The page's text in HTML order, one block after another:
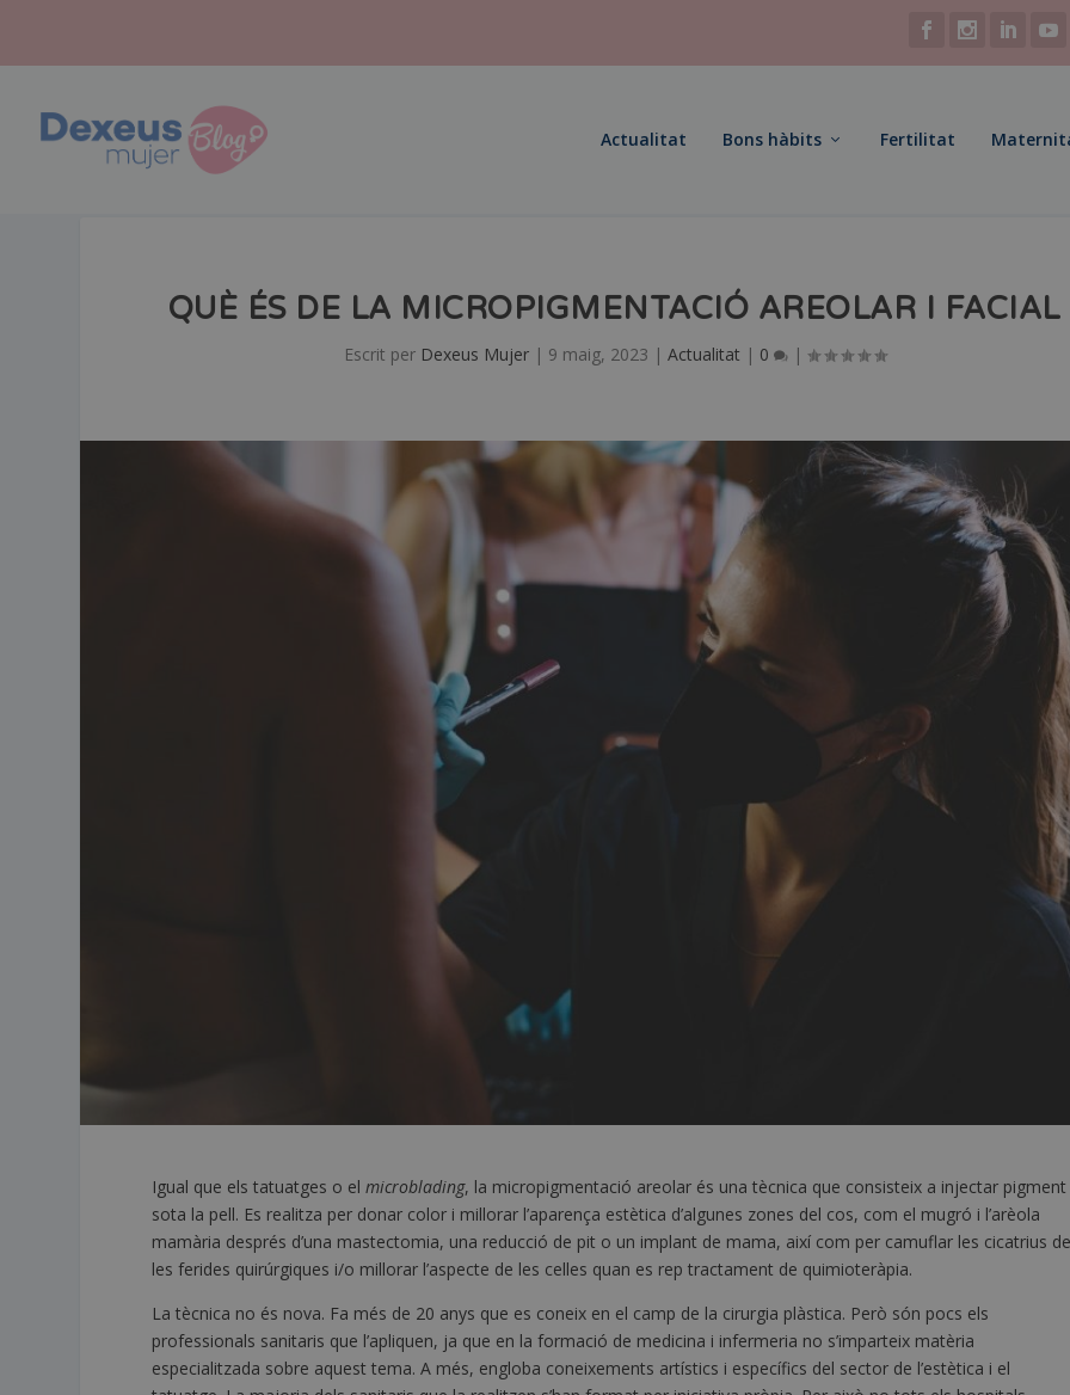
Actualitat Bons hàbits Fertilitat
QUÈ ÉS DE LA MICROPIGMENTACIÓ AREOLAR I FACIAL
Escrit per Dexeus Mujer| 9 maig, 2023 | Actualitat | 0 |
Igual que els tatuatges o elmicroblading, la micropigmentació areolar és una tècnica que consisteix a injectar pigment
sota la pell. Es realitza per donar color i millorar l’aparença estètica d’algunes zones del cos, com el mugró i l’arèola
mamària després d’una mastectomia, una reducció de pit o un implant de mama, així com per camuflar les cicatrius
les ferides quirúrgiques i/o millorar l’aspecte de les celles quan es rep tractament de quimioteràpia.
La tècnica no és nova. Fa més de 20 anys que es coneix en el camp de la cirurgia plàstica. Però són pocs els
professionals sanitaris que l’apliquen, ja que en la formació de medicina i infermeria no s’imparteix matèria
especialitzada sobre aquest tema. A més, engloba coneixements artístics i específics del sector de l’estètica i el